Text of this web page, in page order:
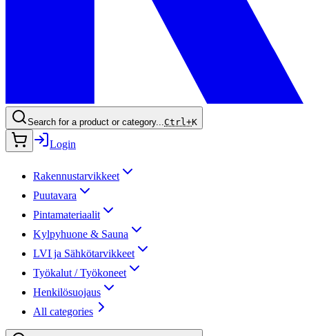
Search for a product or category...Ctrl+K
Login
Rakennustarvikkeet
Puutavara
Pintamateriaalit
Kylpyhuone & Sauna
LVI ja Sähkötarvikkeet
Työkalut / Työkoneet
Henkilösuojaus
All categories